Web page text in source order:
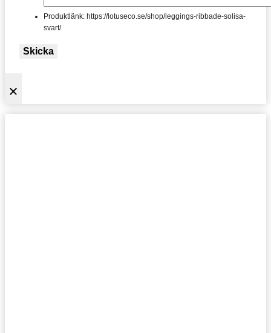
Produktlänk: https://lotuseco.se/shop/leggings-ribbade-solisa-
svart/
Skicka